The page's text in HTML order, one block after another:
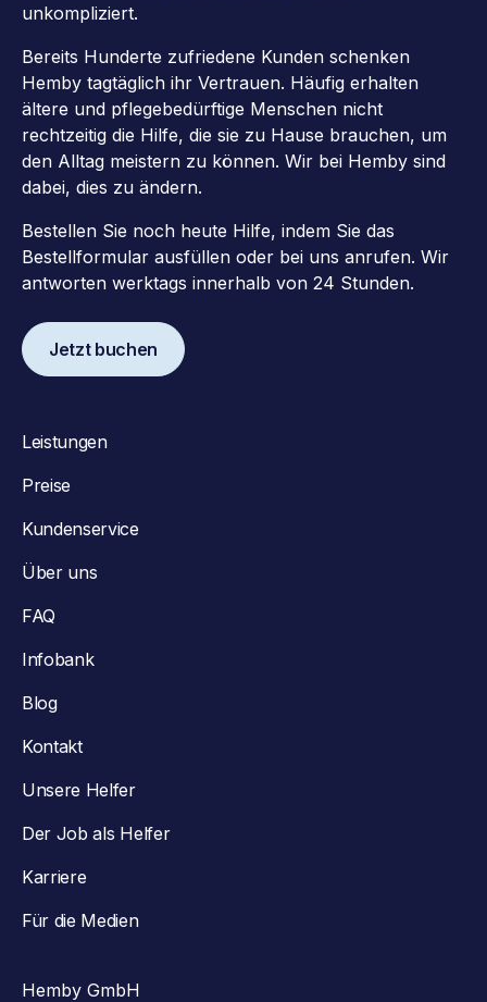
unkompliziert.
Bereits Hunderte zufriedene Kunden schenken
Hemby tagtäglich ihr Vertrauen. Häufig erhalten
ältere und pflegebedürftige Menschen nicht
rechtzeitig die Hilfe, die sie zu Hause brauchen, um
den Alltag meistern zu können. Wir bei Hemby sind
dabei, dies zu ändern.
Bestellen Sie noch heute Hilfe, indem Sie das
Bestellformular ausfüllen oder bei uns anrufen. Wir
antworten werktags innerhalb von 24 Stunden.
Jetzt buchen
Leistungen
Preise
Kundenservice
Über uns
FAQ
Infobank
Blog
Kontakt
Unsere Helfer
Der Job als Helfer
Karriere
Für die Medien
Hemby GmbH